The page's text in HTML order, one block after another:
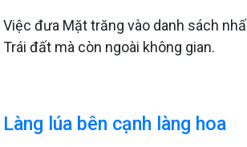
Việc đưa Mặt trăng vào danh sách
Trái đất mà còn ngoài không gian.
Làng lúa bên cạnh làng hoa